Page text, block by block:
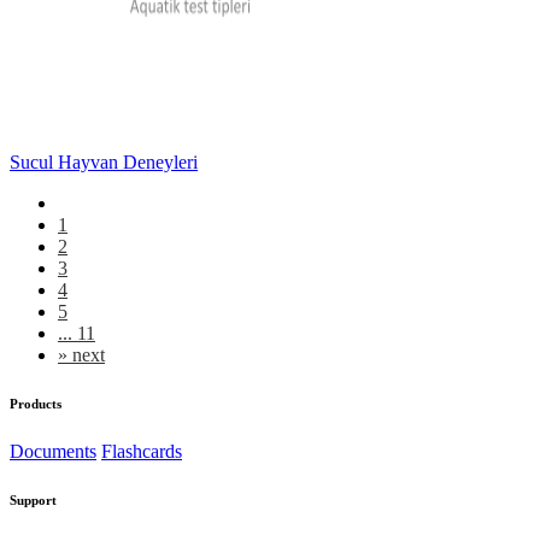
Sucul Hayvan Deneyleri
1
2
3
4
5
... 11
» next
Products
Documents Flashcards
Support